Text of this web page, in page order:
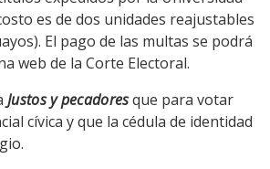
es de dos unidades reajustables
El pago de las multas se podrá
web de la Corte Electoral.
Justos y pecadoresque para votar
cívica y que la cédula de identidad